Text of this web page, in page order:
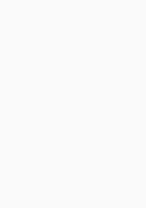
Repuestos SRL